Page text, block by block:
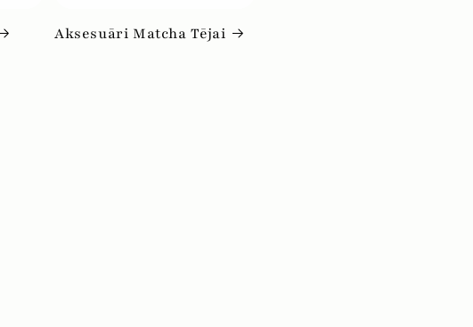
Aksesuāri Matcha Tējai